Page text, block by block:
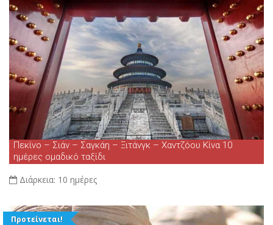
Πεκίνο – Σιάν – Σαγκάη – Ξιτάνγκ – Χαντζόου Κίνα 10
ημέρες ομαδικό ταξίδι
Διάρκεια: 10 ημέρες
Προτείνεται!